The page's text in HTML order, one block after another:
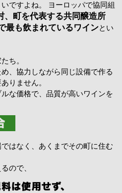
ですよね。 ヨーロッパで協同組
、町を代表する共同醸造所
最も飲まれているワインとい
ち。
、協力しながら同じ設備で作る
りません。
な価格で、品質が高いワインを
はなく、あくまでその町に住む
ので、